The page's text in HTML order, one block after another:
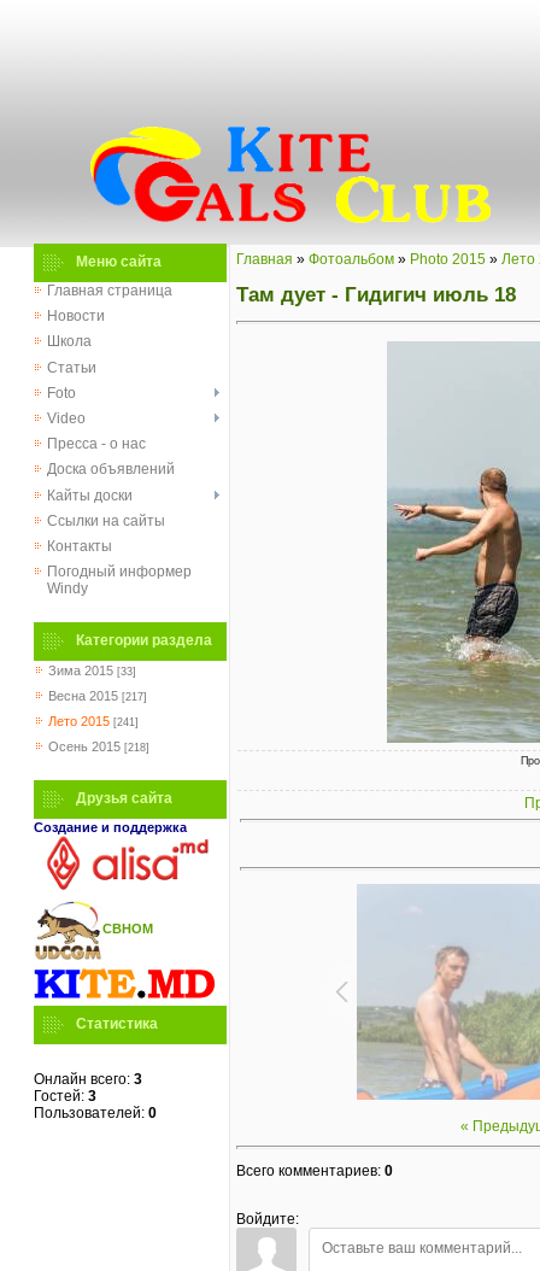
Меню сайта
Главная страница
Новости
Школа
Статьи
Foto
Video
Пресса - о нас
Доска объявлений
Кайты доски
Ссылки на сайты
Контакты
Погодный информер
Windy
Категории раздела
Зима 2015 [33]
Весна 2015 [217]
Лето 2015 [241]
Осень 2015 [218]
Друзья сайта
Создание и поддержка
СВНОМ
Статистика
Онлайн всего: 3
Гостей: 3
Пользователей: 0
Главная » Фотоальбом » Photo 2015 » Лето
Там дует - Гидигич июль 18
«
Всего комментариев: 0
Войдите: